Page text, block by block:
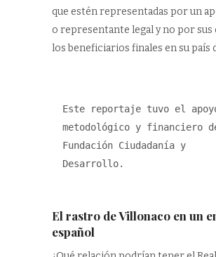
que estén representadas por un
o representante legal y no por sus
los beneficiarios finales en su país
Este reportaje tuvo el
metodológico y financiero
Fundación Ciudadanía y
Desarrollo.
El rastro de Villonaco en un
español